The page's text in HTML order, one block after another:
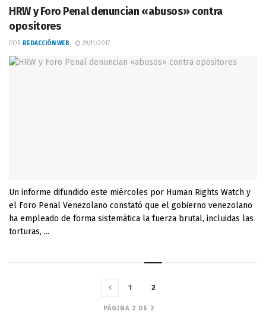
HRW y Foro Penal denuncian «abusos» contra
opositores
POR REDACCIÓN WEB 29/11/2017
Un informe difundido este miércoles por Human Rights Watch y
el Foro Penal Venezolano constató que el gobierno venezolano
ha empleado de forma sistemática la fuerza brutal, incluidas las
torturas, ...
PÁGINA 2 DE 2
1 2